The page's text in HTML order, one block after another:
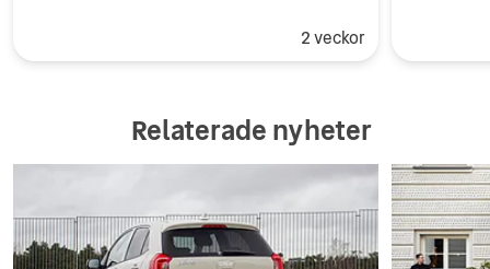
2 veckor
Relaterade nyheter